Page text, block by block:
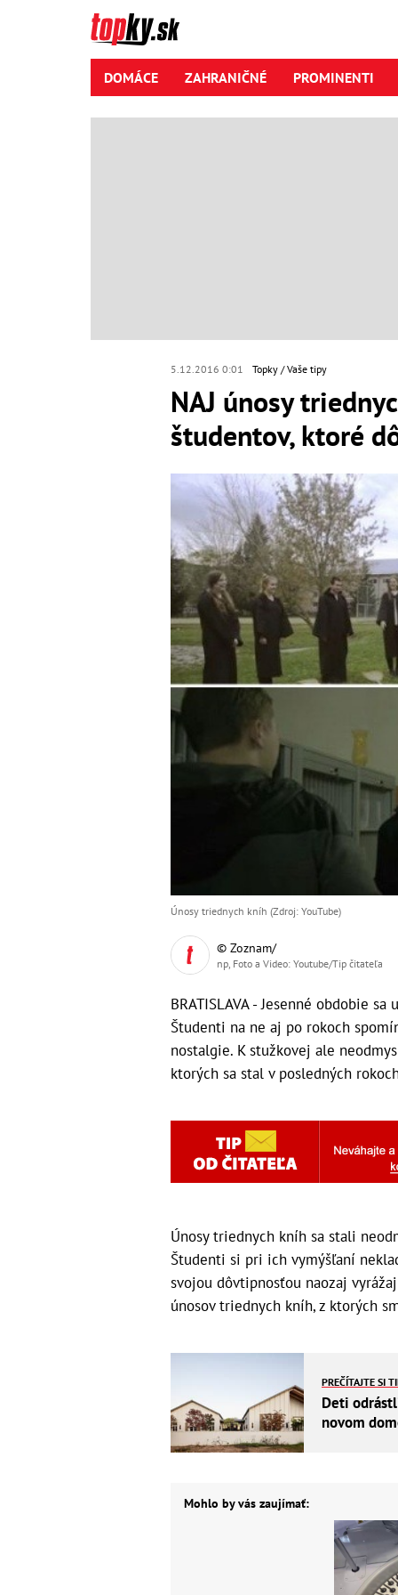
DOMÁCE ZAHRANIČNÉ PROMINENTI
5.12.2016 0:01 Topky Vaše tipy
NAJ únosy
študentov, ktoré
Únosy triednych kníh (Zdroj: YouTube)
© Zoznam/
np, Foto a Video: Youtube/Tip čitateľa
BRATISLAVA - Jesenné obdobie
Študenti na ne aj po rokoch
nostalgie. K stužkovej ale
ktorých sa stal v posledných
Únosy triednych kníh sa stali
Študenti si pri ich vymýšľaní
svojou dôvtipnosťou naozaj
únosov triednych kníh, z ktorých
PREČÍTAJTE SI
Deti
novom
Mohlo by vás zaujímať: